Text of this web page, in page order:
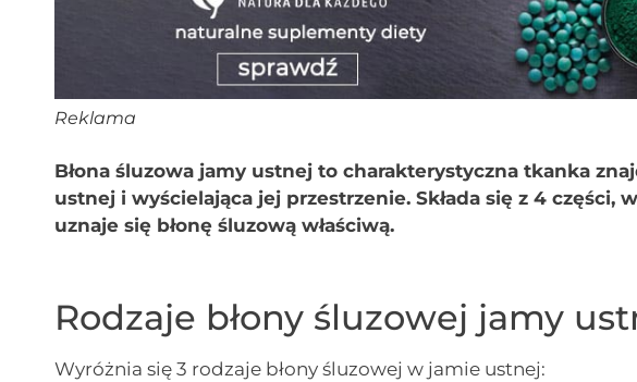
Reklama
Błona śluzowa jamy ustnej to charakterystyczna tkanka
ustnej i wyścielająca jej przestrzenie. Składa się z 4 części,
uznaje się błonę śluzową właściwą.
Rodzaje błony śluzowej jamy
Wyróżnia się 3 rodzaje błony śluzowej w jamie ustnej: